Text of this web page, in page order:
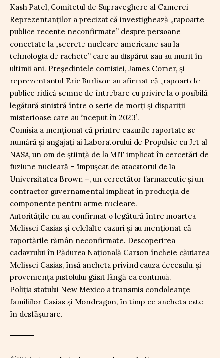
Kash Patel, Comitetul de Supraveghere al Camerei
Reprezentanților a precizat că investighează „rapoarte
publice recente neconfirmate” despre persoane
conectate la „secrete nucleare americane sau la
tehnologia de rachete” care au dispărut sau au murit în
ultimii ani. Președintele comisiei, James Comer, și
reprezentantul Eric Burlison au afirmat că „rapoartele
publice ridică semne de întrebare cu privire la o posibilă
legătură sinistră între o serie de morți și dispariții
misterioase care au început în 2023”.
Comisia a menționat că printre cazurile raportate se
numără și angajați ai Laboratorului de Propulsie cu Jet al
NASA, un om de știință de la MIT implicat în cercetări de
fuziune nucleară – împușcat de atacatorul de la
Universitatea Brown –, un cercetător farmaceutic și un
contractor guvernamental implicat în producția de
componente pentru arme nucleare.
Autoritățile nu au confirmat o legătură între moartea
Melissei Casias și celelalte cazuri și au menționat că
raportările rămân neconfirmate. Descoperirea
cadavrului în Pădurea Națională Carson încheie căutarea
Melissei Casias, însă ancheta privind cauza decesului și
proveniența pistolului găsit lângă ea continuă.
Poliția statului New Mexico a transmis condoleanțe
familiilor Casias și Mondragon, în timp ce ancheta este
în desfășurare.